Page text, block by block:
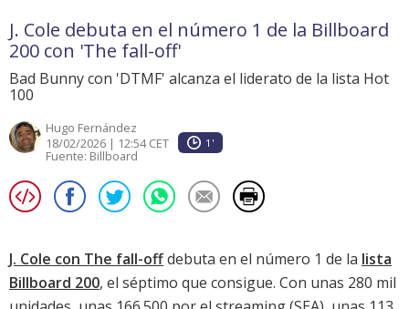
J. Cole debuta en el número 1 de la Billboard
200 con 'The fall-off'
Bad Bunny con 'DTMF' alcanza el liderato de la lista Hot
100
Hugo Fernández
18/02/2026 | 12:54 CET
1'
Fuente: Billboard
J. Cole con The fall-offdebuta en el número 1 de la lista
Billboard 200, el séptimo que consigue. Con unas 280 mil